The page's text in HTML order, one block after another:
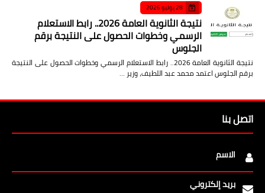
28 يوليو 2026
نتيجة الثانوية العامة 2026.. رابط الاستعلام
الرسمي وخطوات الحصول على النتيجة برقم
الجلوس
نتيجة الثانوية العامة 2026.. رابط الاستعلام الرسمي وخطوات الحصول على النتيجة
برقم الجلوس اعتمد محمد عبد اللطيف، وزير …
اتصل بنا
الاسم
بريد إلكتروني